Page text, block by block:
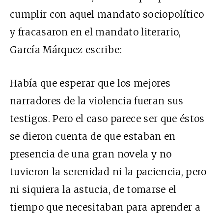
cumplir con aquel mandato sociopolítico
y fracasaron en el mandato literario,
García Márquez escribe:
Había que esperar que los mejores
narradores de la violencia fueran sus
testigos. Pero el caso parece ser que éstos
se dieron cuenta de que estaban en
presencia de una gran novela y no
tuvieron la serenidad ni la paciencia, pero
ni siquiera la astucia, de tomarse el
tiempo que necesitaban para aprender a